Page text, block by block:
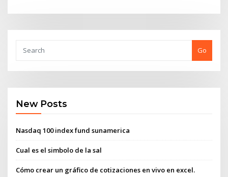
Go
New Posts
Nasdaq 100 index fund sunamerica
Cual es el simbolo de la sal
Cómo crear un gráfico de cotizaciones en vivo en excel.